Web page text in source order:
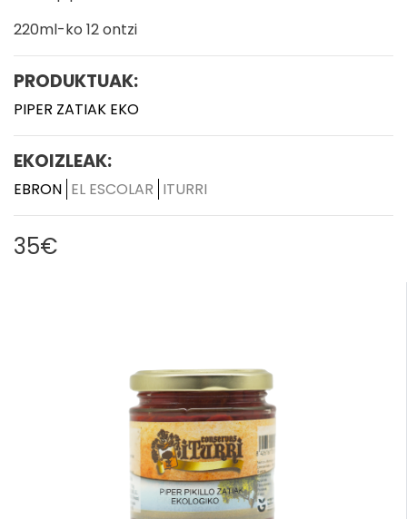
220ml-ko 12 ontzi
PRODUKTUAK:
PIPER ZATIAK EKO
EKOIZLEAK:
EBRON EL ESCOLAR ITURRI
35€